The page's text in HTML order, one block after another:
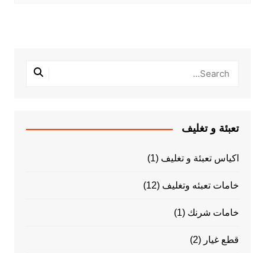
تعبئة و تغليف
اكياس تعبئة و تغليف (1)
خامات تعبئه وتغليف (12)
خامات شرنك (1)
قطع غيار (2)